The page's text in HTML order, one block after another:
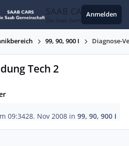
SAAB CARS
Die Saab Gemeinschaft
Anmelden
99, 90, 900 I Diagnose-
Tech 2
09:3428. Nov 2008 in99, 90, 900 I